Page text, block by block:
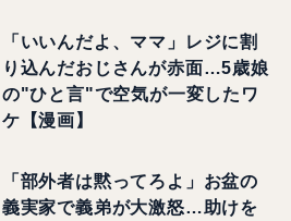
「いいんだよ、ママ」レジに割
り込んだおじさんが赤面…5歳娘
の"ひと言"で空気が一変したワ
ケ【漫画】
「部外者は黙ってろよ」お盆の
義実家で義弟が大激怒…助けを